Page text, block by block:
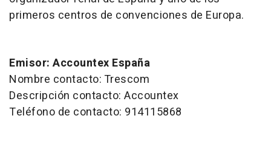
primeros centros de convenciones de Europa.
Emisor: Accountex España
Nombre contacto: Trescom
Descripción contacto: Accountex
Teléfono de contacto: 914115868